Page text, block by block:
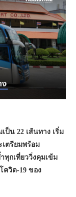
ป็น 22 เส้นทาง เริ่ม
ตรียมพร้อม
ทุกเที่ยววิ่งคุมเข้ม
ควิด-19 ของ